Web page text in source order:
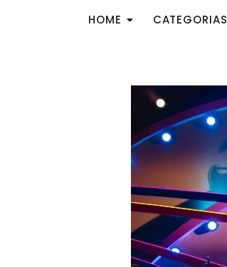
HOME CATEGORIAS